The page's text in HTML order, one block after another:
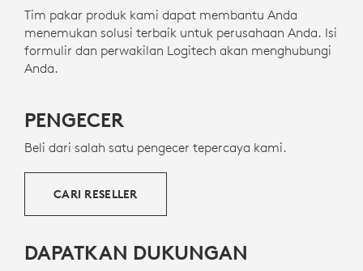
Tim pakar produk kami dapat membantu Anda
menemukan solusi terbaik untuk perusahaan Anda. Isi
formulir dan perwakilan Logitech akan menghubungi
Anda.
PENGECER
Beli dari salah satu pengecer tepercaya kami.
CARI RESELLER
DAPATKAN DUKUNGAN